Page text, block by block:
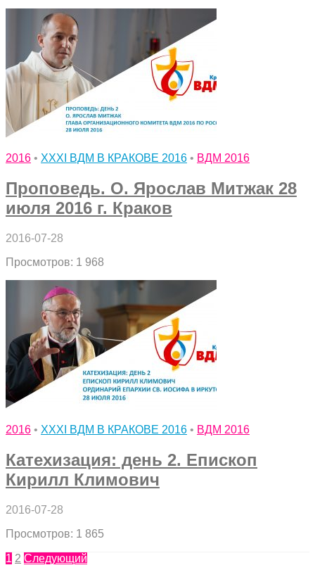
2016 • XXXI ВДМ В КРАКОВЕ 2016 • ВДМ 2016
Проповедь. О. Ярослав Митжак 28
июля 2016 г. Краков
2016-07-28
Просмотров: 1 968
2016 • XXXI ВДМ В КРАКОВЕ 2016 • ВДМ 2016
Катехизация: день 2. Епископ
Кирилл Климович
2016-07-28
Просмотров: 1 865
1 2 Следующий